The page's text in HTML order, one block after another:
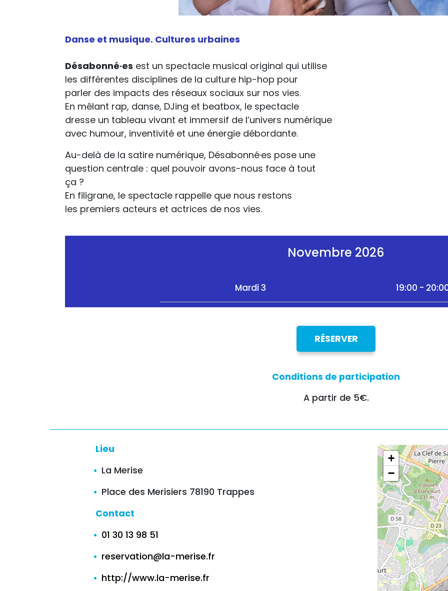
Danse et musique. Cultures urbaines
Désabonné·es est un spectacle musical original qui utilise
les différentes disciplines de la culture hip-hop pour
parler des impacts des réseaux sociaux sur nos vies.
En mêlant rap, danse, DJing et beatbox, le spectacle
dresse un tableau vivant et immersif de l’univers numérique
avec humour, inventivité et une énergie débordante.
Au-delà de la satire numérique, Désabonné·es pose une
question centrale : quel pouvoir avons-nous face à tout
ça ?
En filigrane, le spectacle rappelle que nous restons
les premiers acteurs et actrices de nos vies.
Novembre 2026
Mardi 3 19:00 -
RÉSERVER
Conditions de participation
A partir de 5€.
Lieu
La Merise
Place des Merisiers 78190 Trappes
Contact
01 30 13 98 51
reservation@la-merise.fr
http://www.la-merise.fr
+
−